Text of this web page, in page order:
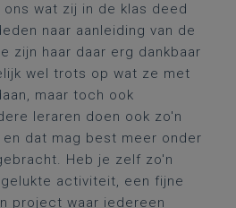
wat zij in de klas deed
naar aanleiding van de
zijn haar daar erg dankbaar
wel trots op wat ze met
maar toch ook
leraren doen ook zo'n
dat mag best meer onder
Heb je zelf zo'n
activiteit, een fijne
project waar iedereen